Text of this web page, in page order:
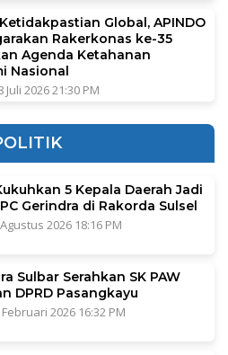
Global, APINDO
Rakerkonas ke-35
Agenda Ketahanan
Nasional
Juli 2026 21:30 PM
5 Kepala Daerah Jadi
Gerindra di Rakorda Sulsel
2026 18:16 PM
Sulbar Serahkan SK PAW
DPRD Pasangkayu
2026 16:32 PM